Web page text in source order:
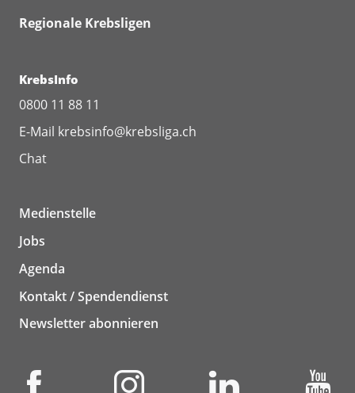
Regionale Krebsligen
KrebsInfo
0800 11 88 11
E-Mail krebsinfo@krebsliga.ch
Chat
Medienstelle
Jobs
Agenda
Kontakt / Spendendienst
Newsletter abonnieren